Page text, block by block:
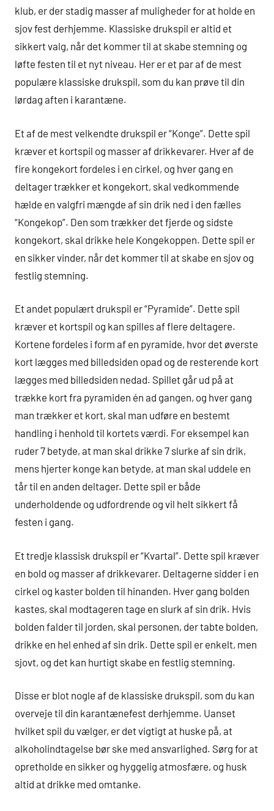
klub, er der stadig masser af muligheder for at holde en
sjov fest derhjemme. Klassiske drukspil er altid et
sikkert valg, når det kommer til at skabe stemning og
løfte festen til et nyt niveau. Her er et par af de mest
populære klassiske drukspil, som du kan prøve til din
lørdag aften i karantæne.
Et af de mest velkendte drukspil er “Konge”. Dette spil
kræver et kortspil og masser af drikkevarer. Hver af de
fire kongekort fordeles i en cirkel, og hver gang en
deltager trækker et kongekort, skal vedkommende
hælde en valgfri mængde af sin drik ned i den fælles
“Kongekop”. Den som trækker det fjerde og sidste
kongekort, skal drikke hele Kongekoppen. Dette spil er
en sikker vinder, når det kommer til at skabe en sjov og
festlig stemning.
Et andet populært drukspil er “Pyramide”. Dette spil
kræver et kortspil og kan spilles af flere deltagere.
Kortene fordeles i form af en pyramide, hvor det øverste
kort lægges med billedsiden opad og de resterende kort
lægges med billedsiden nedad. Spillet går ud på at
trække kort fra pyramiden én ad gangen, og hver gang
man trækker et kort, skal man udføre en bestemt
handling i henhold til kortets værdi. For eksempel kan
ruder 7 betyde, at man skal drikke 7 slurke af sin drik,
mens hjerter konge kan betyde, at man skal uddele en
tår til en anden deltager. Dette spil er både
underholdende og udfordrende og vil helt sikkert få
festen i gang.
Et tredje klassisk drukspil er “Kvartal”. Dette spil kræver
en bold og masser af drikkevarer. Deltagerne sidder i en
cirkel og kaster bolden til hinanden. Hver gang bolden
kastes, skal modtageren tage en slurk af sin drik. Hvis
bolden falder til jorden, skal personen, der tabte bolden,
drikke en hel enhed af sin drik. Dette spil er enkelt, men
sjovt, og det kan hurtigt skabe en festlig stemning.
Disse er blot nogle af de klassiske drukspil, som du kan
overveje til din karantænefest derhjemme. Uanset
hvilket spil du vælger, er det vigtigt at huske på, at
alkoholindtagelse bør ske med ansvarlighed. Sørg for at
opretholde en sikker og hyggelig atmosfære, og husk
altid at drikke med omtanke.